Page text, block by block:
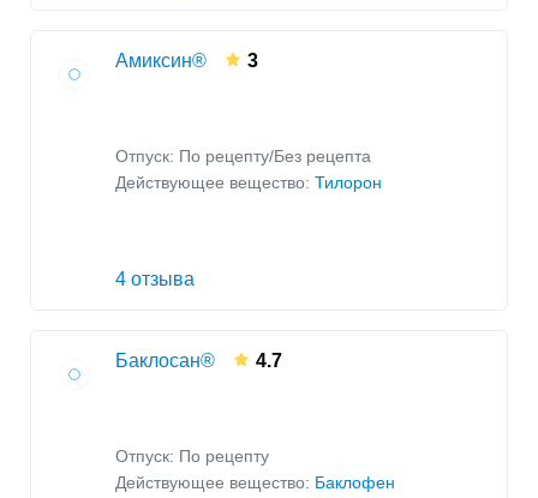
Амиксин® 3
Отпуск: По рецепту/Без рецепта
Действующее вещество: Тилорон
4 отзыва
Баклосан® 4.7
Отпуск: По рецепту
Действующее вещество: Баклофен